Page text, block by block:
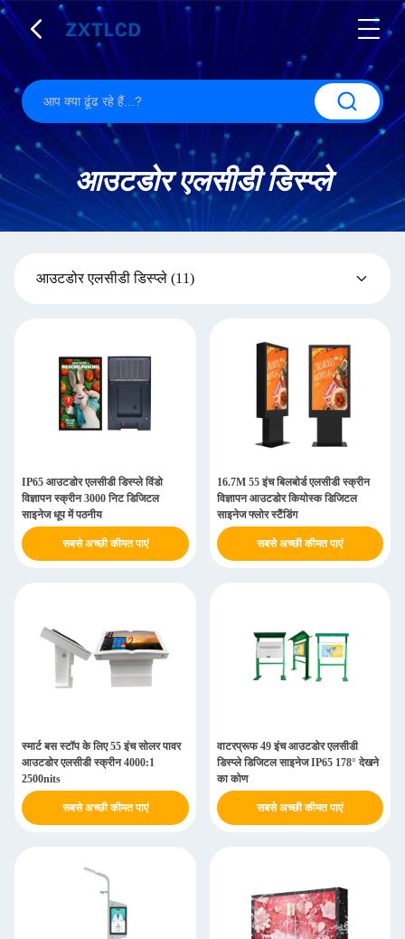
आउटडोर एलसीडी डिस्प्ले
आउटडोर एलसीडी डिस्प्ले (11)
IP65 आउटडोर एलसीडी डिस्प्ले विंडो
विज्ञापन स्क्रीन 3000 निट डिजिटल
साइनेज धूप में पठनीय
सबसे अच्छी कीमत पाएं
16.7M 55 इंच बिलबोर्ड एलसीडी स्क्रीन
विज्ञापन आउटडोर कियोस्क डिजिटल
साइनेज फ्लोर स्टैंडिंग
सबसे अच्छी कीमत पाएं
स्मार्ट बस स्टॉप के लिए 55 इंच सोलर पावर
आउटडोर एलसीडी स्क्रीन 4000:1
2500nits
सबसे अच्छी कीमत पाएं
वाटरप्रूफ 49 इंच आउटडोर एलसीडी
डिस्प्ले डिजिटल साइनेज IP65 178° देखने
का कोण
सबसे अच्छी कीमत पाएं